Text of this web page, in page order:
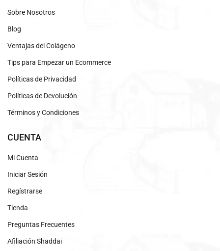
Sobre Nosotros
Blog
Ventajas del Colágeno
Tips para Empezar un Ecommerce
Políticas de Privacidad
Políticas de Devolución
Términos y Condiciones
CUENTA
Mi Cuenta
Iniciar Sesión
Regístrarse
Tienda
Preguntas Frecuentes
Afiliación Shaddai